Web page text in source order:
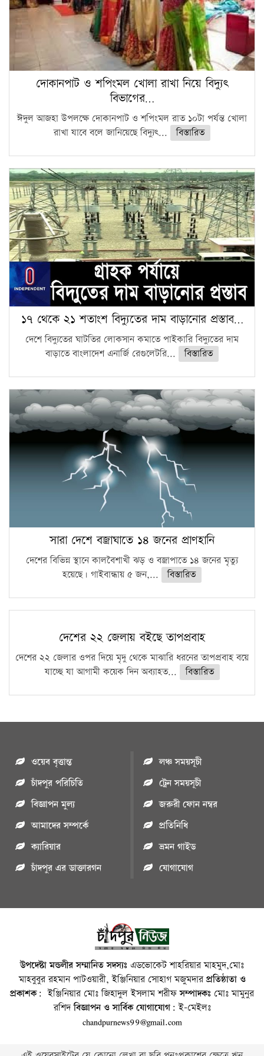
দোকানপাট ও শপিংমল খোলা রাখা নিয়ে বিদ্যুৎ
বিভাগের…
ঈদুল আজহা উপলক্ষে দোকানপাট ও শপিংমল রাত ১০টা পর্যন্ত খোলা
রাখা যাবে বলে জানিয়েছে বিদ্যুৎ...
বিস্তারিত
১৭ থেকে ২১ শতাংশ বিদ্যুতের দাম বাড়ানোর প্রস্তাব…
দেশে বিদ্যুতের ঘাটতির লোকসান কমাতে পাইকারি বিদ্যুতের দাম
বাড়াতে বাংলাদেশ এনার্জি রেগুলেটরি...
বিস্তারিত
সারা দেশে বজ্রাঘাতে ১৪ জনের প্রাণহানি
দেশের বিভিন্ন স্থানে কালবৈশাখী ঝড় ও বজ্রাপাতে ১৪ জনের মৃত্যু
হয়েছে। গাইবান্ধায় ৫ জন,...
বিস্তারিত
দেশের ২২ জেলায় বইছে তাপপ্রবাহ
দেশের ২২ জেলার ওপর দিয়ে মৃদু থেকে মাঝারি ধরনের তাপপ্রবাহ বয়ে
যাচ্ছে যা আগামী কয়েক দিন অব্যাহত...
বিস্তারিত
ওয়েব বৃত্তান্ত
চাঁদপুর পরিচিতি
বিজ্ঞাপন মুল্য
আমাদের সম্পর্কে
ক্যারিয়ার
চাঁদপুর এর ডাক্তারগন
লঞ্চ সময়সূচী
ট্রেন সময়সূচী
জরুরী ফোন নম্বর
প্রতিনিধি
ভ্রমন গাইড
যোগাযোগ
উপদেষ্টা মন্ডলীর সম্মানিত সদস্যঃ এডভোকেট শাহরিয়ার মাহমুদ,মোঃ
মাহবুবুর রহমান পাটওয়ারী, ইঞ্জিনিয়ার সোহাগ মজুমদারপ্রতিষ্ঠাতা ও
প্রকাশক: ইঞ্জিনিয়ার মোঃ জিহাদুল ইসলাম শরীফসম্পাদকঃ মোঃ মামুনুর
রশিদবিজ্ঞাপন ও সার্বিক যোগাযোগ: ই-মেইলঃ
chandpurnews99@gmail.com